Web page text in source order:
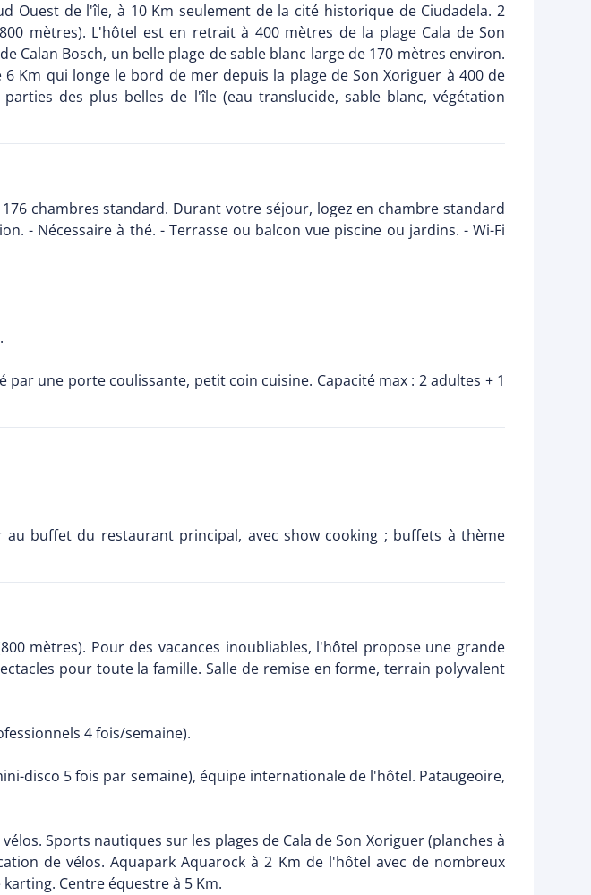
Ouest de l'île, à 10 Km seulement de la cité historique de Ciudadela. 2
mètres). L'hôtel est en retrait à 400 mètres de la plage Cala de Son
Calan Bosch, un belle plage de sable blanc large de 170 mètres environ.
Km qui longe le bord de mer depuis la plage de Son Xoriguer à 400 de
des plus belles de l'île (eau translucide, sable blanc, végétation
chambres standard. Durant votre séjour, logez en chambre standard
- Nécessaire à thé. - Terrasse ou balcon vue piscine ou jardins. - Wi-Fi
par une porte coulissante, petit coin cuisine. Capacité max : 2 adultes + 1
buffet du restaurant principal, avec show cooking ; buffets à thème
mètres). Pour des vacances inoubliables, l'hôtel propose une grande
pour toute la famille. Salle de remise en forme, terrain polyvalent
4 fois/semaine).
disco 5 fois par semaine), équipe internationale de l'hôtel. Pataugeoire,
Sports nautiques sur les plages de Cala de Son Xoriguer (planches à
de vélos. Aquapark Aquarock à 2 Km de l'hôtel avec de nombreux
Centre équestre à 5 Km.